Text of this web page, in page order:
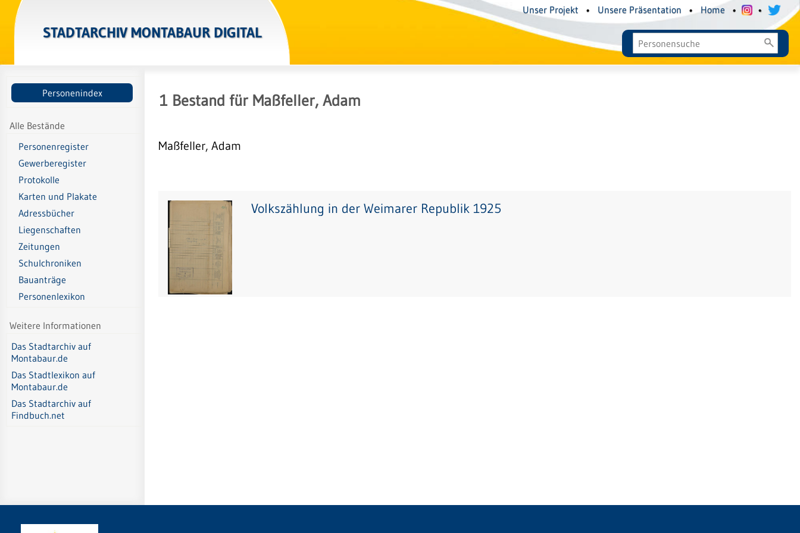
STADTARCHIV MONTABAUR DIGITAL
Unser Projekt • Unsere Präsentation • Home • •
Personenindex
Alle Bestände
Personenregister
Gewerberegister
Protokolle
Karten und Plakate
Adressbücher
Liegenschaften
Zeitungen
Schulchroniken
Bauanträge
Personenlexikon
Weitere Informationen
Das Stadtarchiv auf
Montabaur.de
Das Stadtlexikon auf
Montabaur.de
Das Stadtarchiv auf
Findbuch.net
1 Bestand für Maßfeller, Adam
Maßfeller, Adam
Volkszählung in der Weimarer Republik 1925